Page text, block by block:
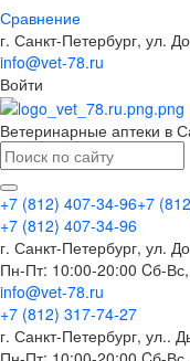
Сравнение
г. Санкт-Петербург, ул.
info@vet-78.ru
Войти
Ветеринарные аптеки в
+7 (812) 407-34-96+7
+7 (812) 407-34-96
г. Санкт-Петербург, ул.
Пн-Пт: 10:00-20:00 Cб-
info@vet-78.ru
+7 (812) 317-74-27
г. Санкт-Петербург, ул..